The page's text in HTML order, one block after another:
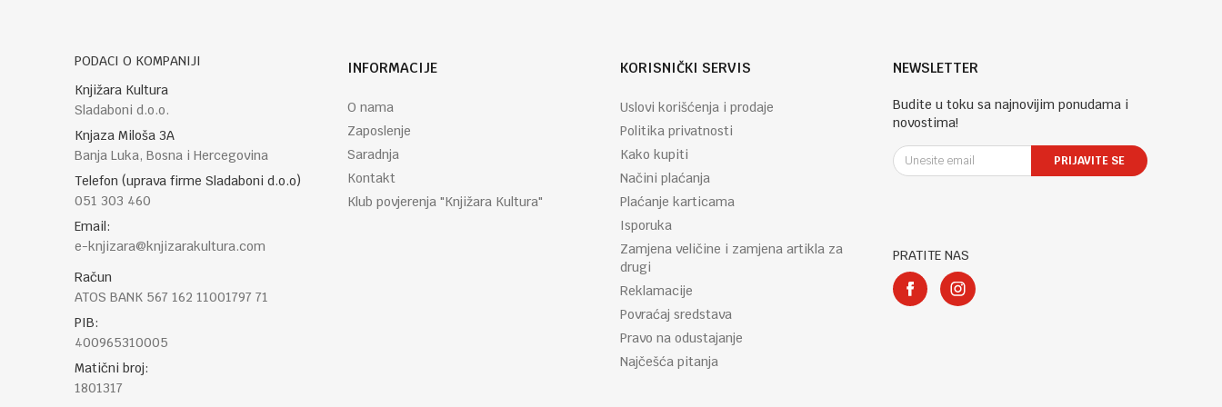
PODACI O KOMPANIJI
Knjižara Kultura
Sladaboni d.o.o.
Knjaza Miloša 3A
Banja Luka, Bosna i Hercegovina
Telefon (uprava firme Sladaboni d.o.o)
051 303 460
Email:
e-knjizara@knjizarakultura.com
Račun
ATOS BANK 567 162 11001797 71
PIB:
400965310005
Matični broj:
1801317
INFORMACIJE
O nama
Zaposlenje
Saradnja
Kontakt
Klub povjerenja "Knjižara Kultura"
KORISNIČKI SERVIS
Uslovi korišćenja i prodaje
Politika privatnosti
Kako kupiti
Načini plaćanja
Plaćanje karticama
Isporuka
Zamjena veličine i zamjena artikla za
drugi
Reklamacije
Povraćaj sredstava
Pravo na odustajanje
Najčešća pitanja
NEWSLETTER
Budite u toku sa najnovijim ponudama i
novostima!
PRIJAVITE SE
PRATITE NAS